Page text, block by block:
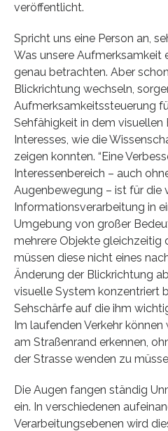
veröffentlicht.
Spricht uns eine Person an,
Was unsere Aufmerksamkeit
genau betrachten. Aber
Blickrichtung wechseln,
Aufmerksamkeitssteuerung
Sehfähigkeit in dem visuellen
Interesses, wie die
zeigen konnten. “Eine
Interessenbereich – auch
Augenbewegung – ist für die
Informationsverarbeitung in
Umgebung von großer
mehrere Objekte gleichzeitig
müssen diese nicht eines
Änderung der Blickrichtung
visuelle System konzentriert
Sehschärfe auf die ihm
Im laufenden Verkehr können
am Straßenrand erkennen,
der Strasse wenden zu
Die Augen fangen ständig
ein. In verschiedenen
Verarbeitungsebenen wird